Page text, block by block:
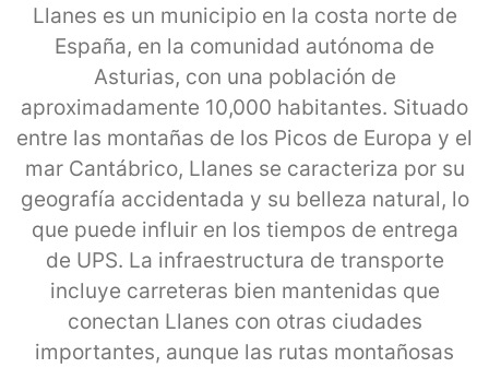
Llanes es un municipio en la costa norte de
España, en la comunidad autónoma de
Asturias, con una población de
aproximadamente 10,000 habitantes. Situado
entre las montañas de los Picos de Europa y el
mar Cantábrico, Llanes se caracteriza por su
geografía accidentada y su belleza natural, lo
que puede influir en los tiempos de entrega
de UPS. La infraestructura de transporte
incluye carreteras bien mantenidas que
conectan Llanes con otras ciudades
importantes, aunque las rutas montañosas